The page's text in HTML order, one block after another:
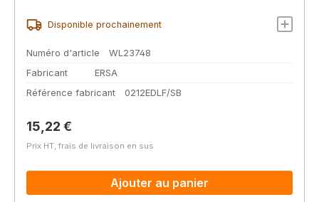
Disponible prochainement
Numéro d'article
WL23748
Fabricant
ERSA
Référence fabricant
0212EDLF/SB
Prix régulier :
15,22 €
Prix HT, frais de livraison en sus
Ajouter au panier